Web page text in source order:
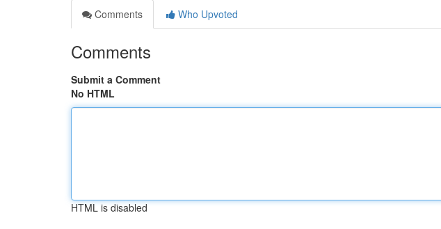
Comments
Who Upvoted
Comments
Submit a Comment
No HTML
HTML is disabled